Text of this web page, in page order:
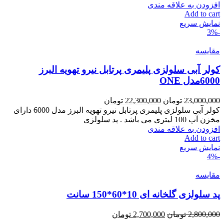
افزودن به علاقه مندی
Add to cart
نمایش سریع
-3%
مقايسه
کولر آبی سلولزی پلیمری پرتابل نیرو تهویه البرز
6000مدل ONE
23,000,000 تومان 22,300,000 تومان
کولر آبی سلولزی پلیمری پرتابل نیرو تهویه البرز مدل 6000 دارای
مخزن آب 100 لیتری می باشد . پد سلولزی
افزودن به علاقه مندی
Add to cart
نمایش سریع
-4%
مقايسه
پد سلولزی گلخانه ای 10*60*150 سانت
2,800,000 تومان 2,700,000 تومان